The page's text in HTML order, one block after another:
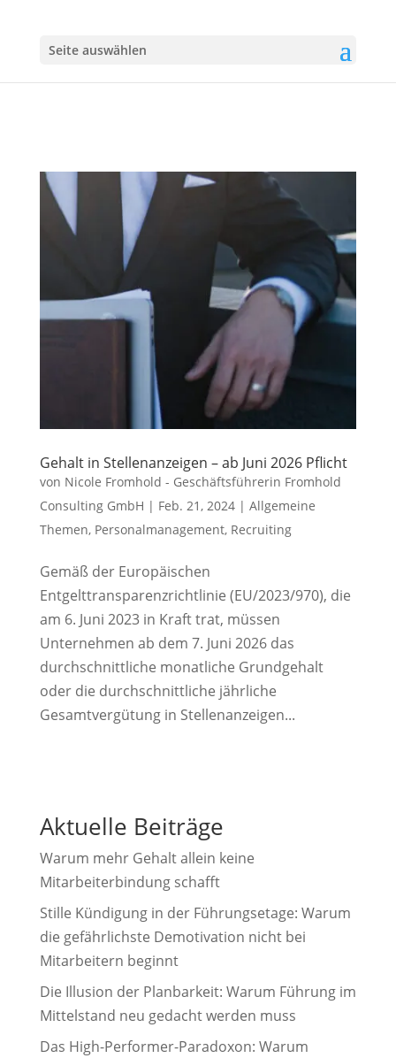
Seite auswählen
Gehalt in Stellenanzeigen – ab Juni 2026 Pflicht
von Nicole Fromhold - Geschäftsführerin Fromhold
Consulting GmbH | Feb. 21, 2024| Allgemeine
Themen, Personalmanagement, Recruiting
Gemäß der Europäischen
Entgelttransparenzrichtlinie (EU/2023/970), die
am 6. Juni 2023 in Kraft trat, müssen
Unternehmen ab dem 7. Juni 2026 das
durchschnittliche monatliche Grundgehalt
oder die durchschnittliche jährliche
Gesamtvergütung in Stellenanzeigen...
Aktuelle Beiträge
Warum mehr Gehalt allein keine
Mitarbeiterbindung schafft
Stille Kündigung in der Führungsetage: Warum
die gefährlichste Demotivation nicht bei
Mitarbeitern beginnt
Die Illusion der Planbarkeit: Warum Führung im
Mittelstand neu gedacht werden muss
Das High-Performer-Paradoxon: Warum